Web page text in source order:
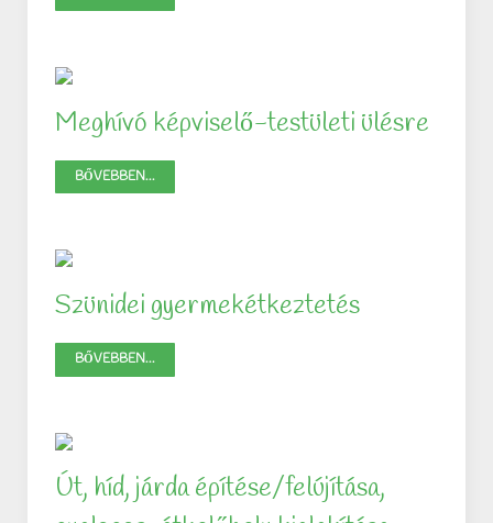
Meghívó képviselő-testületi ülésre
BŐVEBBEN...
Szünidei gyermekétkeztetés
BŐVEBBEN...
Út, híd, járda építése/felújítása,